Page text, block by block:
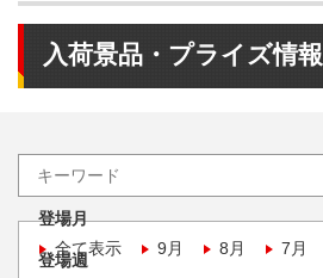
入荷景品・プライズ情報
登場月
全て表示
9月 8月 7月
登場週